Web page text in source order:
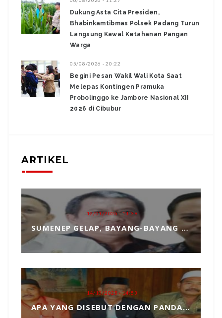
Dukung Asta Cita Presiden,
Bhabinkamtibmas Polsek Padang Turun
Langsung Kawal Ketahanan Pangan
Warga
05/08/2026 - 20:22
Begini Pesan Wakil Wali Kota Saat
Melepas Kontingen Pramuka
Probolinggo ke Jambore Nasional XII
2026 di Cibubur
ARTIKEL
12/01/2026 - 14:39
SUMENEP GELAP, BAYANG-BAYANG MATAHARI KEMBAR HANTUI PENGANGKATAN SEKDA
14/10/2025 - 14:53
APA YANG DISEBUT DENGAN PANDANGAN DUNIA, MARI KITA ULAS SECARA SEDERHANA